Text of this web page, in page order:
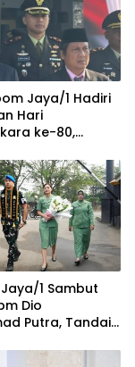
Jaya/1 Hadiri
Hari
ke-80,
1 Sambut
Dio
Putra, Tandai